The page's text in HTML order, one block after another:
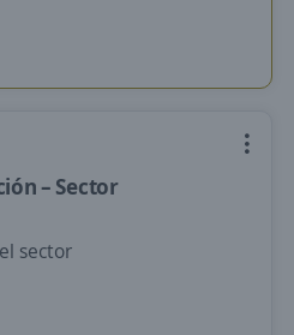
– Sector
sector